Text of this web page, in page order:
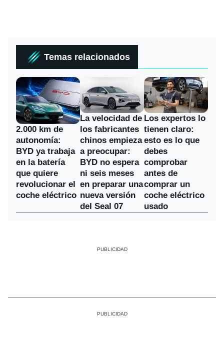
Temas relacionados
2.000 km de
autonomía:
BYD ya trabaja
en la batería
que quiere
revolucionar el
coche eléctrico
La velocidad de
los fabricantes
chinos empieza
a preocupar:
BYD no espera
ni seis meses
en preparar una
nueva versión
del Seal 07
Los expertos lo
tienen claro:
esto es lo que
debes
comprobar
antes de
comprar un
coche eléctrico
usado